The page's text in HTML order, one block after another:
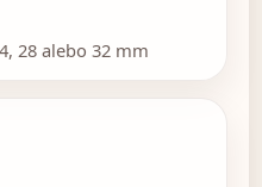
28 alebo 32 mm